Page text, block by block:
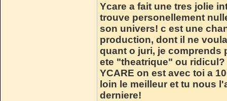
Ycare a fait une tres jolie
trouve personellement
son univers! c est une
production, dont il ne
quant o juri, je comprends
ete "theatrique" ou
YCARE on est avec toi a
loin le meilleur et tu nous
derniere!